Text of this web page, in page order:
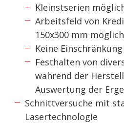
Kleinstserien
Arbeitsfeld von
150x300 mm möglich
Keine
Festhalten von
während der
Auswertung der
Schnittversuche mit
Lasertechnologie